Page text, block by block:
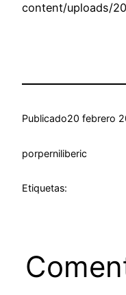
content/uploads/
Publicado20 febrero
porperniliberic
Etiquetas: